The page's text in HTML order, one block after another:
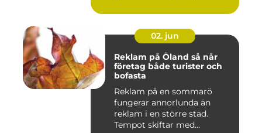
02. jun
Reklam på Öland så når
företag både turister och
bofasta
Reklam på en sommarö
fungerar annorlunda än
reklam i en större stad.
Tempot skiftar med